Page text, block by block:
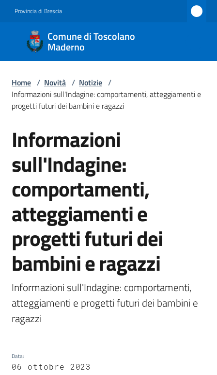
Provincia di Brescia
Comune di Toscolano
Maderno
Comune
di
Toscolano
Maderno
Novità
Menu selezionato
Servizi
Vivere
Toscolano
Maderno
P
o
r
t
e
D
Home / Novità / Notizie /
Informazioni sull'Indagine: comportamenti, atteggiamenti e
progetti futuri dei bambini e ragazzi
Salta al contenuto
Informazioni
sull'Indagine:
comportamenti,
atteggiamenti e
progetti futuri dei
bambini e ragazzi
Informazioni sull'Indagine: comportamenti,
atteggiamenti e progetti futuri dei bambini e
ragazzi
Data:
06 ottobre 2023